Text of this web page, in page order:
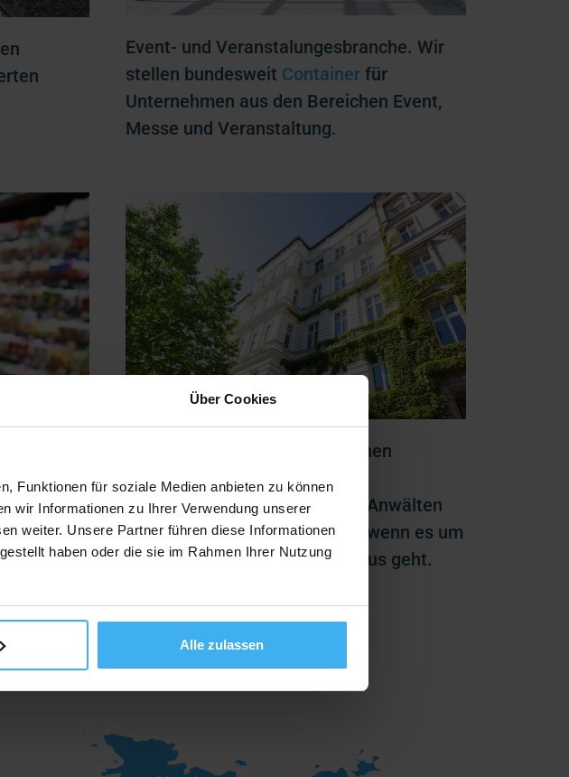
Über Cookies
Funktionen für soziale Medien anbieten zu können
wir Informationen zu Ihrer Verwendung unserer
weiter. Unsere Partner führen diese Informationen
haben oder die sie im Rahmen Ihrer Nutzung
Alle zulassen
Event- und Veranstalungesbranche. Wir
stellen bundesweit Container für
Unternehmen aus den Bereichen Event,
Messe und Veranstaltung.
zur
Wohnungswirtschaft : Wir stehen
Hausverwaltungen,
Wohnungsbaugesellschaften, Anwälten
und Privatpersonen zur Seite, wenn es um
Entsorgungen rund um das Haus geht.